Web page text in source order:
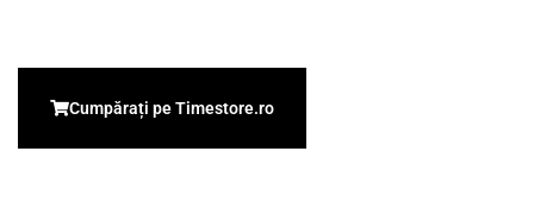
Cumpărați pe Timestore.ro